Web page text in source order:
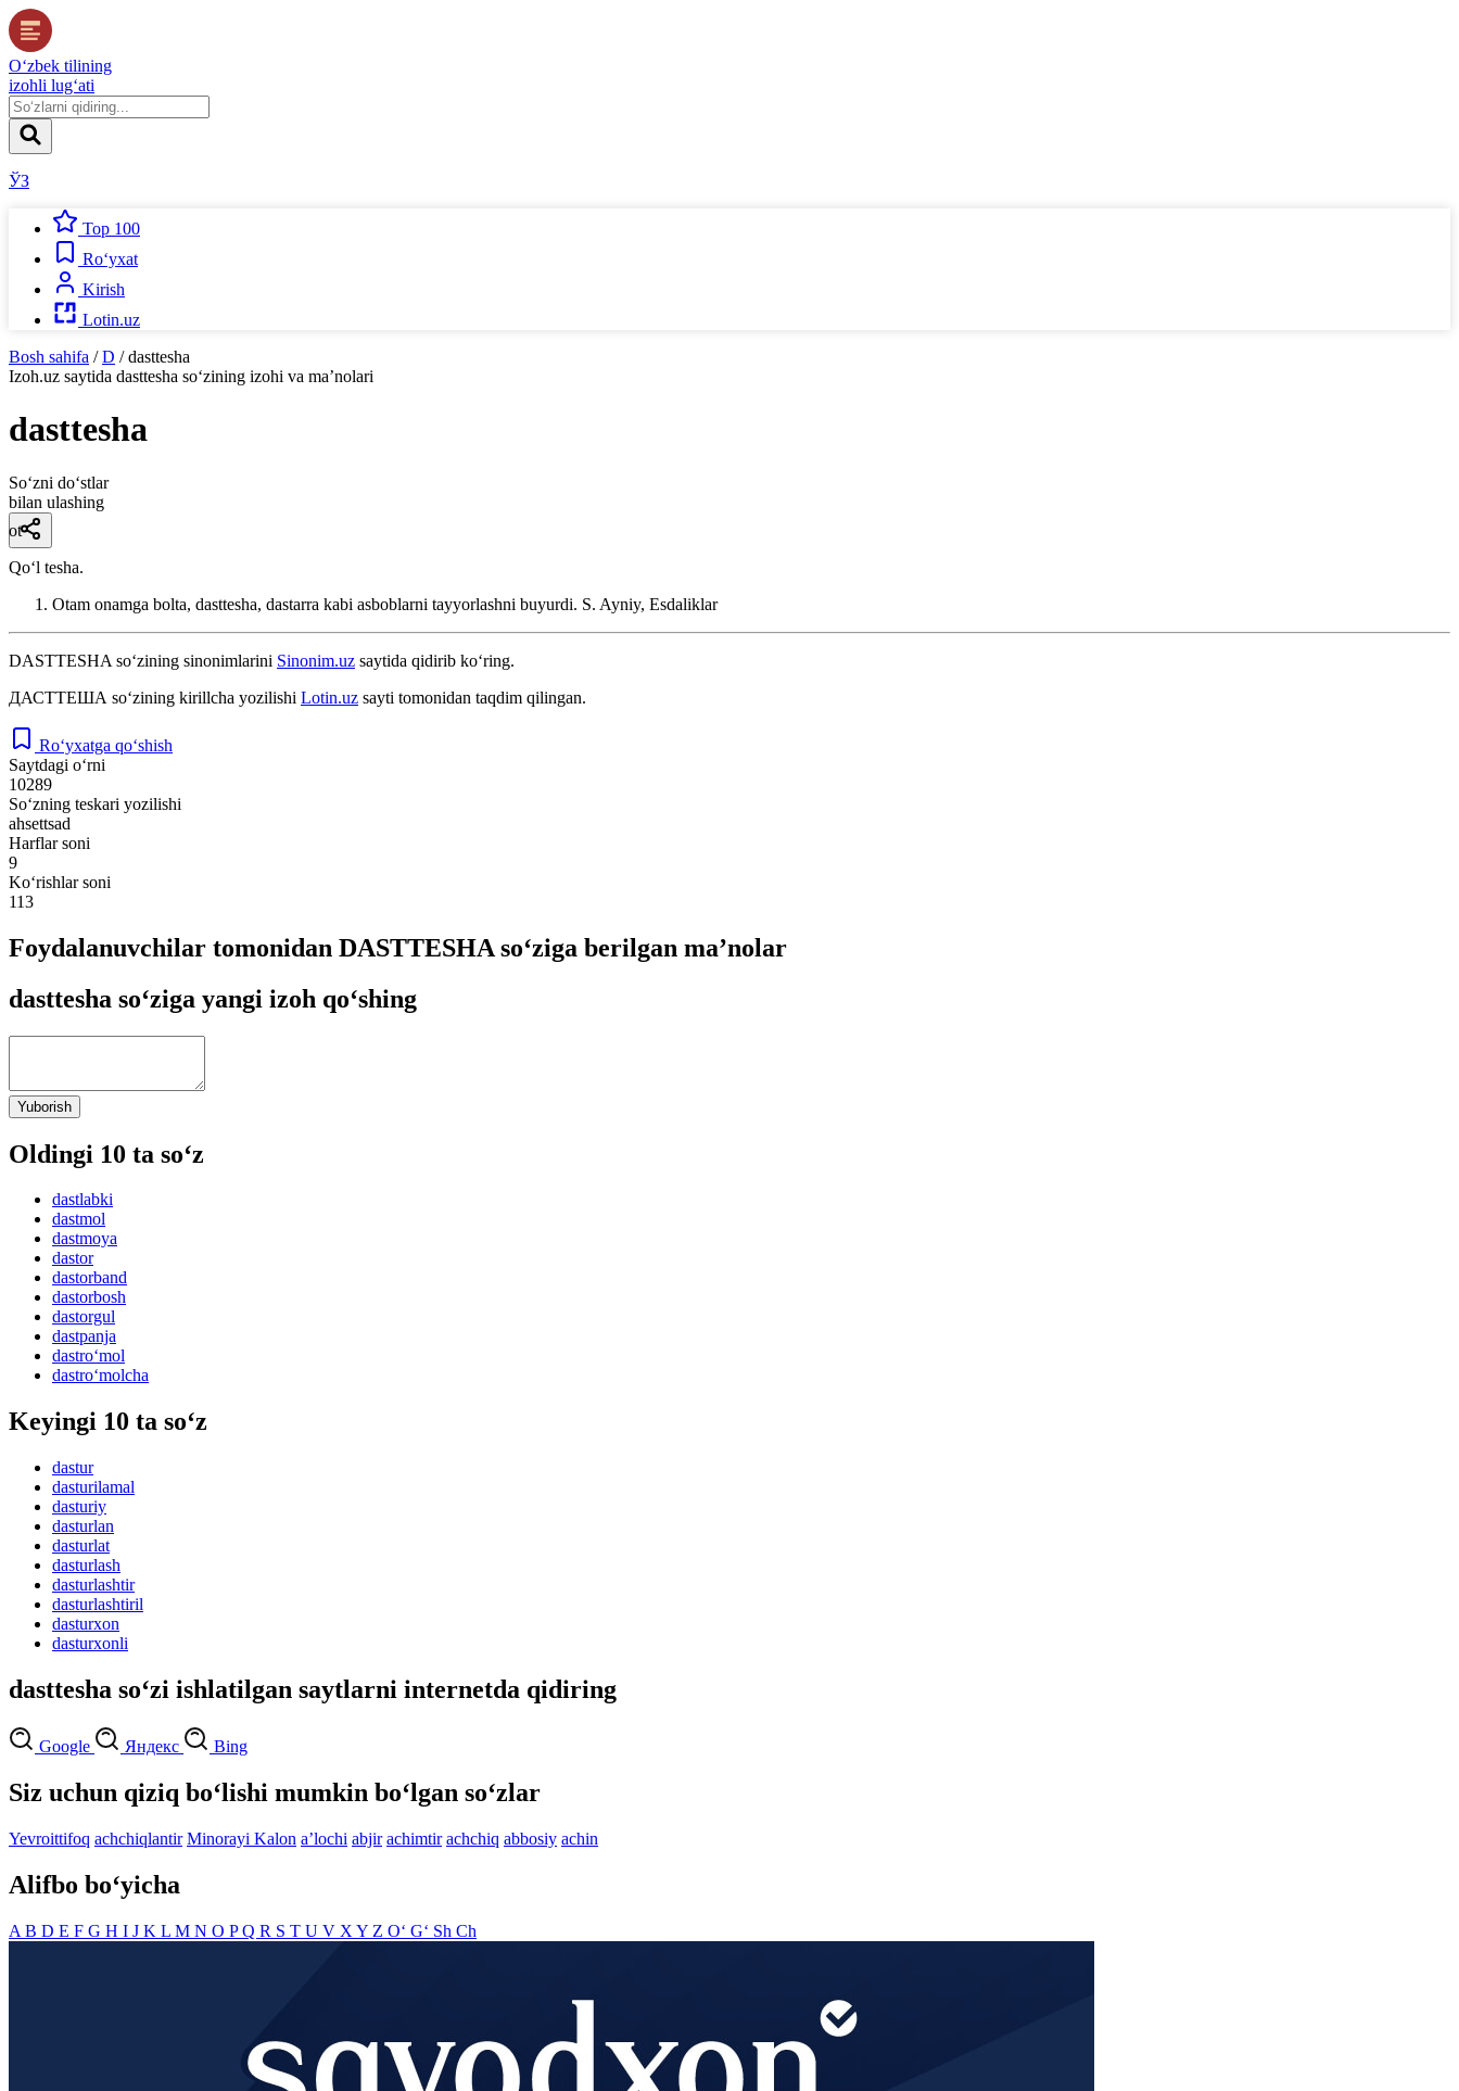
O‘zbek tilining
izohli lug‘ati
ЎЗ
Top 100
Ro‘yxat
Kirish
Lotin.uz
Bosh sahifa / D / dasttesha
Izoh.uz saytida dasttesha so‘zining izohi va ma’nolari
dasttesha
So‘zni do‘stlar
bilan ulashing
ot
Qoʻl tesha.
Otam onamga bolta, dasttesha, dastarra kabi asboblarni tayyorlashni buyurdi. S. Ayniy, Esdaliklar
DASTTESHA so‘zining sinonimlarini Sinonim.uz saytida qidirib ko‘ring.
ДАСТТЕША so‘zining kirillcha yozilishi Lotin.uz sayti tomonidan taqdim qilingan.
Ro‘yxatga qo‘shish
Saytdagi o‘rni
10289
So‘zning teskari yozilishi
ahsettsad
Harflar soni
9
Ko‘rishlar soni
113
Foydalanuvchilar tomonidan DASTTESHA so‘ziga berilgan ma’nolar
dasttesha so‘ziga yangi izoh qo‘shing
Yuborish
Oldingi 10 ta so‘z
dastlabki
dastmol
dastmoya
dastor
dastorband
dastorbosh
dastorgul
dastpanja
dastro‘mol
dastro‘molcha
Keyingi 10 ta so‘z
dastur
dasturilamal
dasturiy
dasturlan
dasturlat
dasturlash
dasturlashtir
dasturlashtiril
dasturxon
dasturxonli
dasttesha so‘zi ishlatilgan saytlarni internetda qidiring
Google Яндекс Bing
Siz uchun qiziq bo‘lishi mumkin bo‘lgan so‘zlar
Yevroittifoq achchiqlantir Minorayi Kalon aʼlochi abjir achimtir achchiq abbosiy achin
Alifbo bo‘yicha
A B D E F G H I J K L M N O PQ R S T U V X Y Z O‘ G‘ Sh Ch